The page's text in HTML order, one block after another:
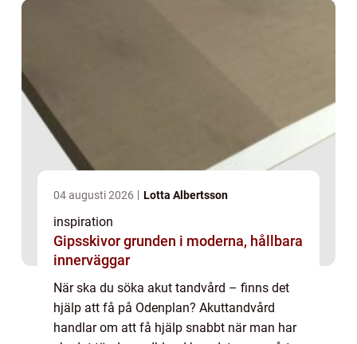
04 augusti 2026 Lotta Albertsson
inspiration
Gipsskivor grunden i moderna, hållbara
innerväggar
När ska du söka akut tandvård – finns det
hjälp att få på Odenplan? Akuttandvård
handlar om att få hjälp snabbt när man har